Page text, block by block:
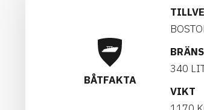
BÅTFAKTA
340
VIKT